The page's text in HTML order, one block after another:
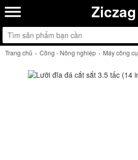
Ziczag
Trang chủ Công - Nông nghiệp Máy công cụ